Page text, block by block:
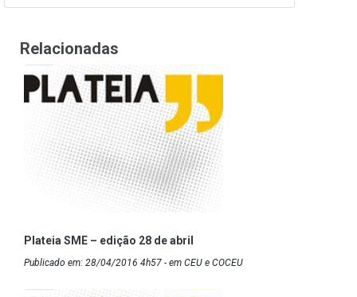
Relacionadas
Plateia SME – edição 28 de abril
Publicado em: 28/04/2016 4h57 - em CEU e COCEU